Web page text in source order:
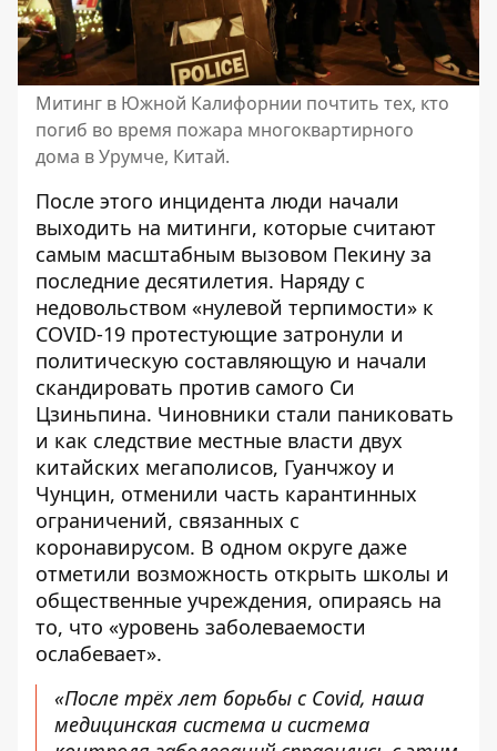
Митинг в Южной Калифорнии почтить тех, кто
погиб во время пожара многоквартирного
дома в Урумче, Китай.
После этого инцидента люди начали
выходить на митинги, которые считают
самым масштабным вызовом Пекину за
последние десятилетия. Наряду с
недовольством «нулевой терпимости» к
COVID-19 протестующие затронули и
политическую составляющую и начали
скандировать против самого Си
Цзиньпина. Чиновники стали паниковать
и как следствие местные власти двух
китайских мегаполисов, Гуанчжоу и
Чунцин, отменили часть карантинных
ограничений, связанных с
коронавирусом. В одном округе даже
отметили возможность открыть школы и
общественные учреждения, опираясь на
то, что «уровень заболеваемости
ослабевает».
«После трёх лет борьбы с Covid, наша
медицинская система и система